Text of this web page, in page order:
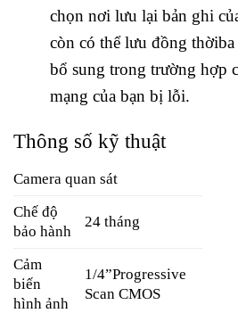
chọn nơi lưu lại bản ghi
còn có thể lưu đồng
bổ sung trong trường hợp
mạng của bạn bị lỗi.
Thông số kỹ thuật
Camera quan sát
Chế độ
bảo hành
24 tháng
Cảm
biến
hình ảnh
1/4”Progressive
Scan CMOS